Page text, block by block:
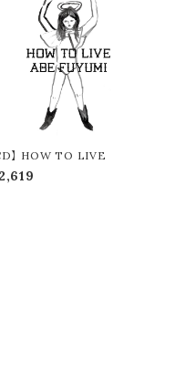
】 HOW TO LIVE